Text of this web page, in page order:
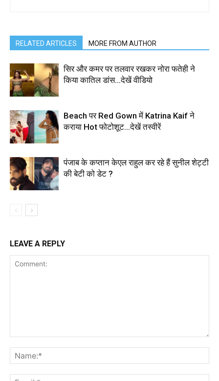
RELATED ARTICLES MORE FROM AUTHOR
सिर और कमर पर तलवार रखकर नोरा फतेही ने
किया कातिल डांस…देखें वीडियो
Beach पर Red Gown में Katrina Kaif ने
कराया Hot फोटोशूट…देखें तस्वीरें
पंजाब के कप्तान केएल राहुल कर रहे हैं सुनील शेट्टी
की बेटी को डेट ?
LEAVE A REPLY